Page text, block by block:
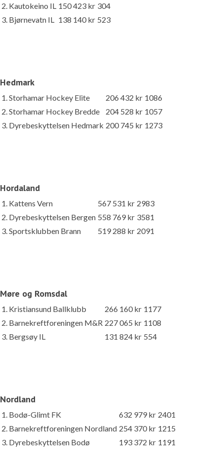
2. Kautokeino IL 150 423 kr 304
3. Bjørnevatn IL
138 140 kr 523
Hedmark
1. Storhamar Hockey Elite 206 432 kr 1086
2. Storhamar Hockey Bredde
204 528 kr 1057
3. Dyrebeskyttelsen Hedmark 200 745 kr 1273
Hordaland
1. Kattens Vern 567 531 kr 2983
2. Dyrebeskyttelsen Bergen 558 769 kr 3581
3. Sportsklubben Brann
519 288 kr 2091
Møre og Romsdal
1. Kristiansund Ballklubb 266 160 kr 1177
2. Barnekreftforeningen M&R 227 065 kr 1108
3. Bergsøy IL
131 824 kr 554
Nordland
1. Bodø-Glimt FK 632 979 kr 2401
2. Barnekreftforeningen Nordland 254 370 kr 1215
3. Dyrebeskyttelsen Bodø
193 372 kr 1191